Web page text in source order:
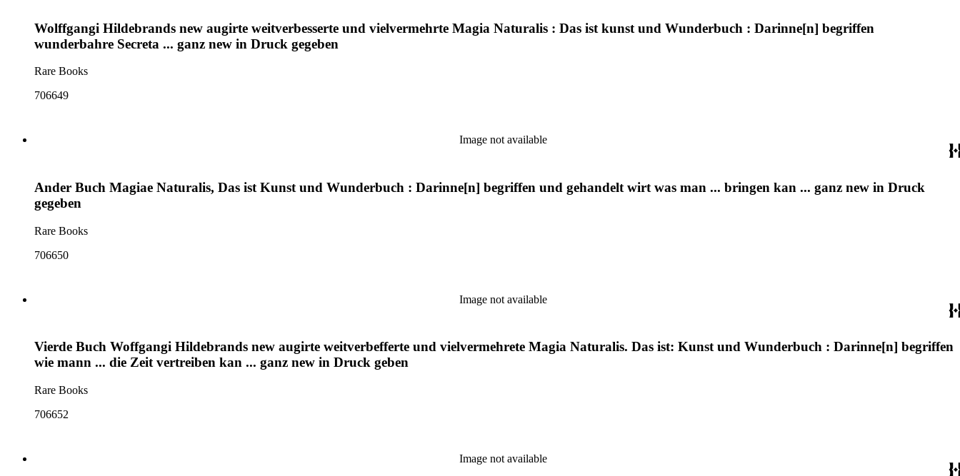
Wolffgangi Hildebrands new augirte weitverbesserte und vielvermehrte Magia Naturalis : Das ist kunst und Wunderbuch : Darinne[n] begriffen
wunderbahre Secreta ... ganz new in Druck gegeben
Rare Books
706649
Image not available
Ander Buch Magiae Naturalis, Das ist Kunst und Wunderbuch : Darinne[n] begriffen und gehandelt wirt was man ... bringen kan ... ganz new in Druck
gegeben
Rare Books
706650
Image not available
Vierde Buch Woffgangi Hildebrands new augirte weitverbefferte und vielvermehrete Magia Naturalis. Das ist: Kunst und Wunderbuch : Darinne[n] begriffen
wie mann ... die Zeit vertreiben kan ... ganz new in Druck geben
Rare Books
706652
Image not available